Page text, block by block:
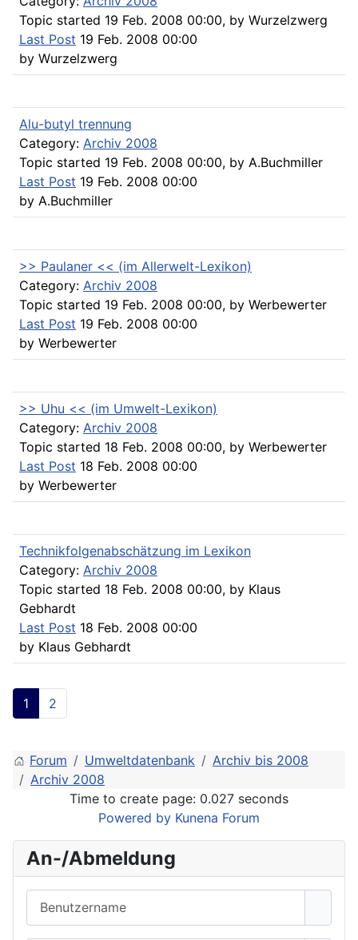
Topic started 19 Feb. 2008 00:00, by Wurzelzwerg
Last Post 19 Feb. 2008 00:00
by Wurzelzwerg
Alu-butyl trennung
Category: Archiv 2008
Topic started 19 Feb. 2008 00:00, by A.Buchmiller
Last Post 19 Feb. 2008 00:00
by A.Buchmiller
>> Paulaner << (im Allerwelt-Lexikon)
Category: Archiv 2008
Topic started 19 Feb. 2008 00:00, by Werbewerter
Last Post 19 Feb. 2008 00:00
by Werbewerter
>> Uhu << (im Umwelt-Lexikon)
Category: Archiv 2008
Topic started 18 Feb. 2008 00:00, by Werbewerter
Last Post 18 Feb. 2008 00:00
by Werbewerter
Technikfolgenabschätzung im Lexikon
Category: Archiv 2008
Topic started 18 Feb. 2008 00:00, by Klaus
Gebhardt
Last Post 18 Feb. 2008 00:00
by Klaus Gebhardt
1 2
Forum Umweltdatenbank
Archiv bis 2008
Archiv 2008
Time to create page: 0.027 seconds
Powered by Kunena Forum
An-/Abmeldung